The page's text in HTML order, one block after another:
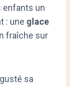
enfants un
: une glace
fraîche sur
sa